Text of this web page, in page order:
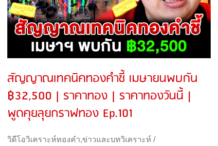
สัญญาณเทคนิคทองคำชี้ เมษายนพบกัน
฿32,500 | ราคาทอง | ราคาทองวันนี้ |
พูดคุยลุยกราฟทอง Ep.101
วิดีโอวิเคราะห์ทองคำ,ข่าวและบทวิเคราะห์ /